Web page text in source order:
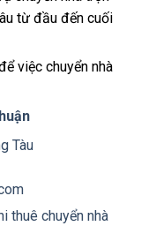
từ đầu đến cuối
việc chuyển nhà
Tàu
thuê chuyển nhà